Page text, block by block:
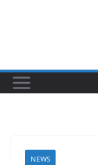
NEWS